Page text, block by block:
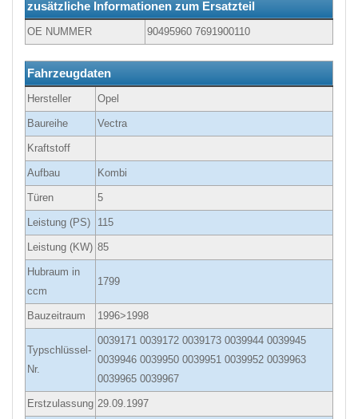
zusätzliche Informationen zum Ersatzteil
OE NUMMER 90495960 7691900110
Fahrzeugdaten
Hersteller Opel
Baureihe Vectra
Kraftstoff
Aufbau Kombi
Türen 5
Leistung (PS) 115
Leistung (KW) 85
Hubraum in
ccm
1799
Bauzeitraum 1996>1998
Typschlüssel-
Nr.
0039171 0039172 0039173 0039944 0039945
0039946 0039950 0039951 0039952 0039963
0039965 0039967
Erstzulassung 29.09.1997